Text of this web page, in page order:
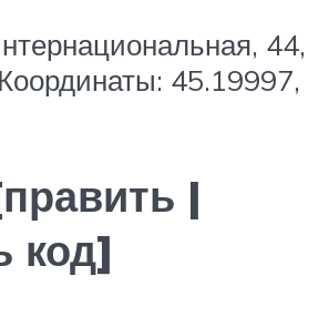
44,
45.19997,
|
код]